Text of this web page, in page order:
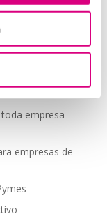
que
el Marketing
empresa
empresas de